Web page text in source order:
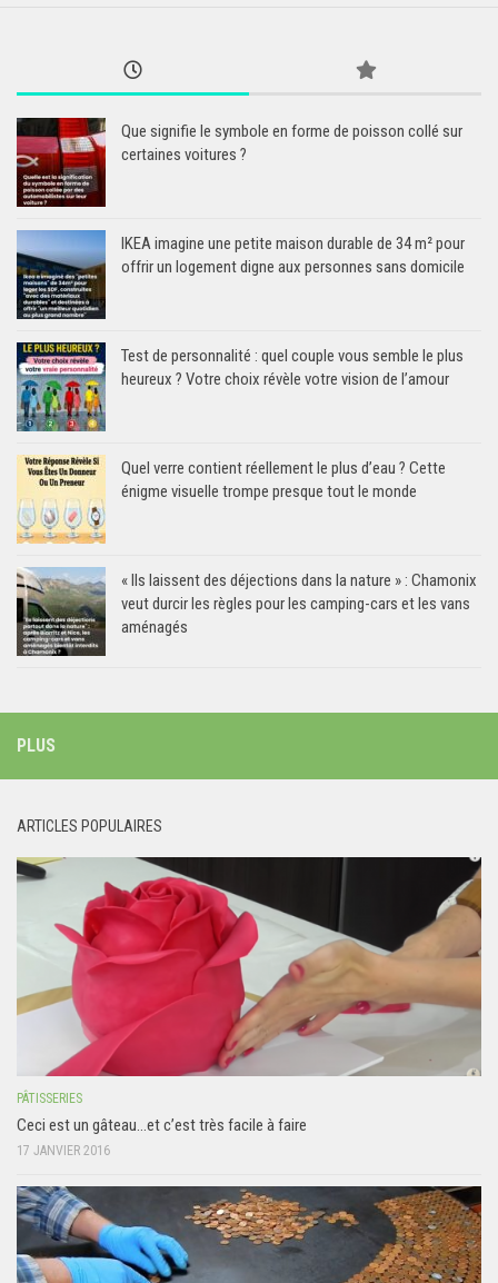
Que signifie le symbole en forme de poisson collé sur
certaines voitures ?
IKEA imagine une petite maison durable de 34 m² pour
offrir un logement digne aux personnes sans domicile
Test de personnalité : quel couple vous semble le plus
heureux ? Votre choix révèle votre vision de l’amour
Quel verre contient réellement le plus d’eau ? Cette
énigme visuelle trompe presque tout le monde
« Ils laissent des déjections dans la nature » : Chamonix
veut durcir les règles pour les camping-cars et les vans
aménagés
PLUS
ARTICLES POPULAIRES
PÂTISSERIES
Ceci est un gâteau…et c’est très facile à faire
17 JANVIER 2016